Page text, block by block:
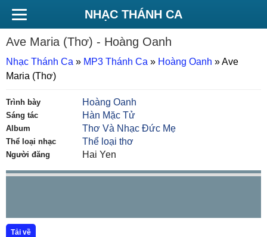
NHẠC THÁNH CA
Ave Maria (Thơ) - Hoàng Oanh
Nhạc Thánh Ca » MP3 Thánh Ca » Hoàng Oanh »Ave
Maria (Thơ)
Trình bày Hoàng Oanh
Sáng tác Hàn Mặc Tử
Album Thơ Và Nhạc Đức Mẹ
Thể loại nhạc Thể loại thơ
Người đăng Hai Yen
Tải về